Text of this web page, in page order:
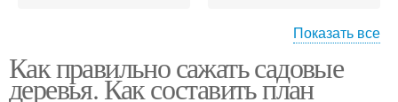
кустарники
Фруктовые дерева
Показать все
Как правильно сажать садовые
деревья. Как составить план